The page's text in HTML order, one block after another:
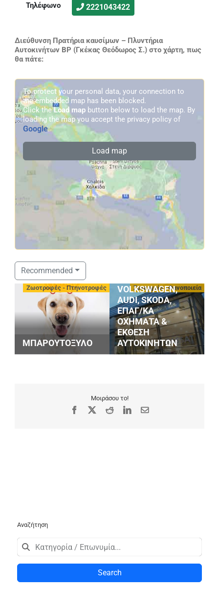
Τηλέφωνο
2221043422
Διεύθυνση Πρατήρια καυσίμων – Πλυντήρια
Αυτοκινήτων BP (Γκέκας Θεόδωρος Σ.) στο χάρτη, πως
θα πάτε:
To protect your personal data, your connection to
the embedded map has been blocked.
Click theLoad map button below to load the map. By
loading the map you accept the privacy policy of
Google.
Load map
Recommended
Ζωοτροφές - Πτηνοτροφές
ΜΠΑΡΟΥΤΟΞΥΛΟ
Συνεργεία - Φανοποιεία
VOLKSWAGEN,
AUDI, SKODA,
ΕΠΑΓ/ΚΑ
ΟΧΗΜΑΤΑ &
ΕΚΘΕΣΗ
ΑΥΤΟΚΙΝΗΤΩΝ
Μοιράσου το!
Facebook RedditLinkedIn
Email
Αναζήτηση
Search